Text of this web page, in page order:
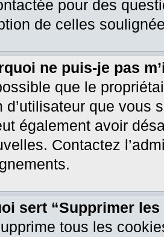
pour des
de celles
ne puis-je pas
que le
d’utilisateur que vous
également avoir
Contactez
sert “Supprimer
tous les